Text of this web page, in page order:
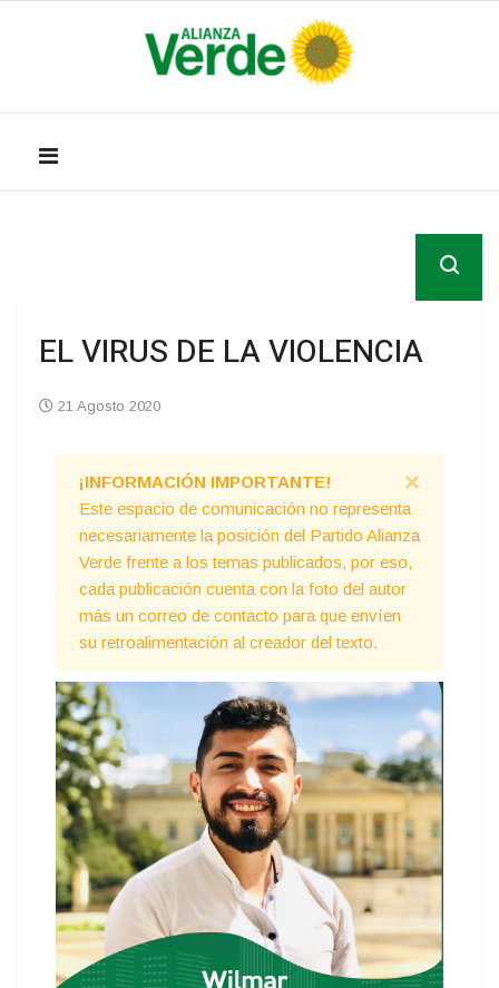
EL VIRUS DE LA VIOLENCIA
21 Agosto 2020
×
¡INFORMACIÓN IMPORTANTE!
Este espacio de comunicación no representa
necesariamente la posición del Partido Alianza
Verde frente a los temas publicados, por eso,
cada publicación cuenta con la foto del autor
más un correo de contacto para que envíen
su retroalimentación al creador del texto.